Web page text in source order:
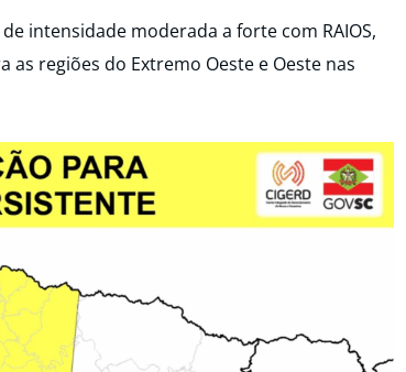
de intensidade moderada a forte com RAIOS,
as regiões do Extremo Oeste e Oeste nas